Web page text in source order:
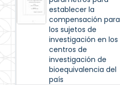
establecer la
compensación para
los sujetos de
investigación en los
centros de
investigación de
bioequivalencia del
país